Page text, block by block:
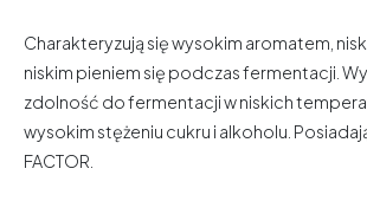
Charakteryzują się wysokim aromatem,
niskim pieniem się podczas fermentacji.
zdolność do fermentacji w niskich
wysokim stężeniu cukru i alkoholu.
FACTOR.